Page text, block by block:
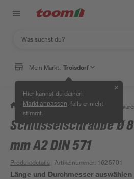
Mein Markt: Troisdorf
Hier kannst du deinen
Markt anpassen , falls er nicht
stimmt.
✕
/ Werkstatt & Maschinen /
Schlüsselschraube Ø
mm A2 DIN 571
Produktdetails | Artikelnummer: 1625701
Länge und Durchmesser auswählen